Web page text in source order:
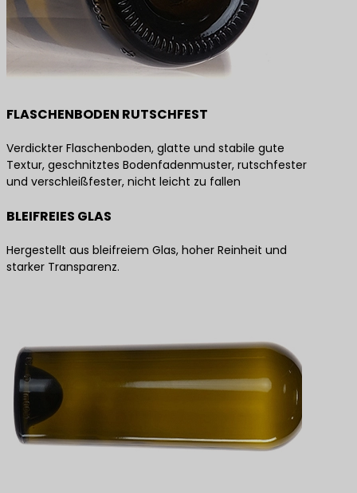
FLASCHENBODEN RUTSCHFEST
Verdickter Flaschenboden, glatte und stabile gute
Textur, geschnitztes Bodenfadenmuster, rutschfester
und verschleißfester, nicht leicht zu fallen
BLEIFREIES GLAS
Hergestellt aus bleifreiem Glas, hoher Reinheit und
starker Transparenz.